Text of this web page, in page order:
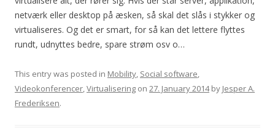
netværk eller desktop på æsken, så skal det slås i stykker og
virtualiseres. Og det er smart, for så kan det lettere flyttes
rundt, udnyttes bedre, spare strøm osv o…
This entry was posted in Mobility, Social software,
Videokonferencer,Virtualisering on 27. January 2014by Jesper A.
Frederiksen.